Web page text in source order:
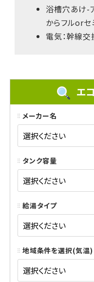
浴槽穴あけ
からフルorセ
電気：幹線交
エ
メーカー名
タンク容量
給湯タイプ
地域条件を選択(気温)